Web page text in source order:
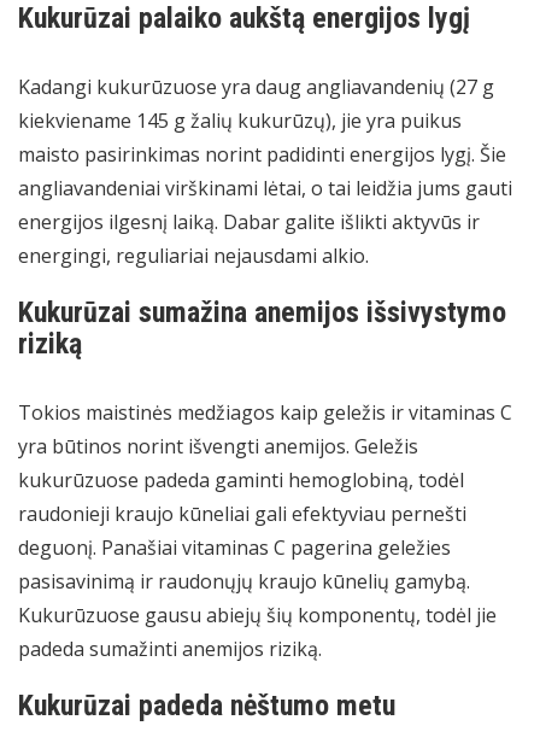
Kukurūzai palaiko aukštą energijos lygį
Kadangi kukurūzuose yra daug angliavandenių (27 g
kiekviename 145 g žalių kukurūzų), jie yra puikus
maisto pasirinkimas norint padidinti energijos lygį. Šie
angliavandeniai virškinami lėtai, o tai leidžia jums gauti
energijos ilgesnį laiką. Dabar galite išlikti aktyvūs ir
energingi, reguliariai nejausdami alkio.
Kukurūzai sumažina anemijos išsivystymo
riziką
Tokios maistinės medžiagos kaip geležis ir vitaminas C
yra būtinos norint išvengti anemijos. Geležis
kukurūzuose padeda gaminti hemoglobiną, todėl
raudonieji kraujo kūneliai gali efektyviau pernešti
deguonį. Panašiai vitaminas C pagerina geležies
pasisavinimą ir raudonųjų kraujo kūnelių gamybą.
Kukurūzuose gausu abiejų šių komponentų, todėl jie
padeda sumažinti anemijos riziką.
Kukurūzai padeda nėštumo metu